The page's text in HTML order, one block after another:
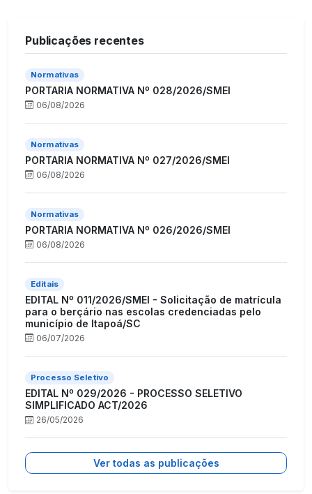
Publicações recentes
Normativas
PORTARIA NORMATIVA Nº 028/2026/SMEI
06/08/2026
Normativas
PORTARIA NORMATIVA Nº 027/2026/SMEI
06/08/2026
Normativas
PORTARIA NORMATIVA Nº 026/2026/SMEI
06/08/2026
Editais
EDITAL Nº 011/2026/SMEI - Solicitação de matrícula
para o berçário nas escolas credenciadas pelo
município de Itapoá/SC
06/07/2026
Processo Seletivo
EDITAL Nº 029/2026 - PROCESSO SELETIVO
SIMPLIFICADO ACT/2026
26/05/2026
Ver todas as publicações